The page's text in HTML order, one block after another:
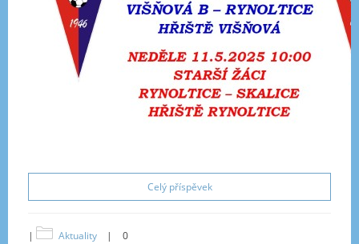
Celý příspěvek
| Aktuality | 0